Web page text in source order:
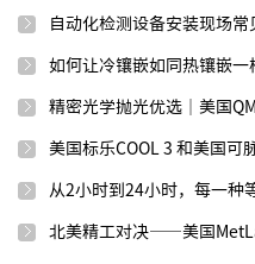
自动化检测设备安装现场
如何让冷镶嵌如同热镶嵌一
精密光学抛光优选｜美国
从2小时到24小时，每一